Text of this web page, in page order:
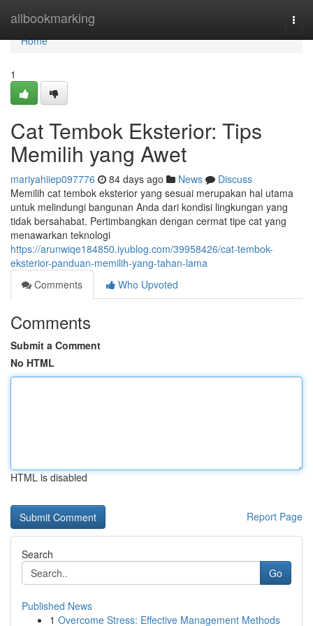
allbookmarking
Home
Home
1
Cat Tembok Eksterior: Tips
Memilih yang Awet
mariyahiiep097776 84 days ago News
Discuss
Memilih cat tembok eksterior yang sesuai merupakan hal utama
untuk melindungi bangunan Anda dari kondisi lingkungan yang
tidak bersahabat. Pertimbangkan dengan cermat tipe cat yang
menawarkan teknologi
https://arunwiqe184850.iyublog.com/39958426/cat-tembok-
eksterior-panduan-memilih-yang-tahan-lama
Comments
Who Upvoted
Comments
Submit a Comment
No HTML
HTML is disabled
Report Page
Search
Go
Published News
1 Overcome Stress: Effective Management Methods